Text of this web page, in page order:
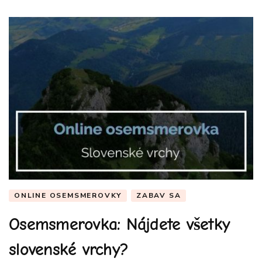
ONLINE OSEMSMEROVKY ZABAV SA
Osemsmerovka: Nájdete všetky
slovenské vrchy?